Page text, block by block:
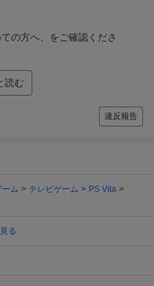
の方へ、をご確認くださ
読む
違反報告
ーム テレビゲーム
PS Vita
る